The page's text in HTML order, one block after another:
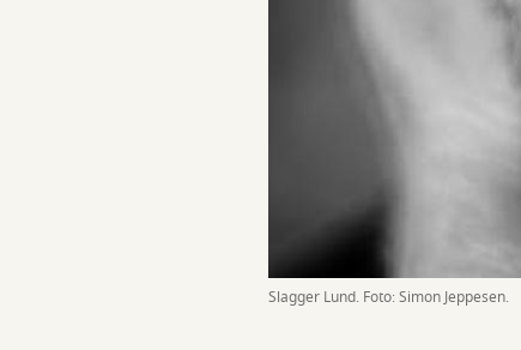
Slagger Lund. Foto: Simon Jeppesen.